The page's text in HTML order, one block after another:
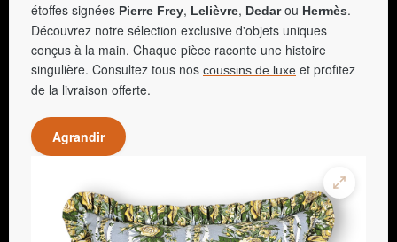
étoffes signées Pierre Frey, Lelièvre, Dedarou Hermès.
Découvrez notre sélection exclusive d'objets uniques
conçus à la main. Chaque pièce raconte une histoire
singulière. Consultez tous nos coussins de luxe et profitez
de la livraison offerte.
Agrandir